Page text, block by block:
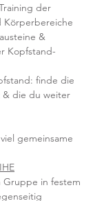
der
Körperbereiche
&
Kopfstand-
finde die
& die du weiter
gemeinsame
Gruppe in festem